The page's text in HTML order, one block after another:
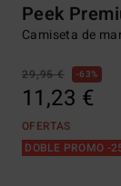
Peek
Camiseta de
29,95 € 63%
11,23 €
OFERTAS
DOBLE PROMO -